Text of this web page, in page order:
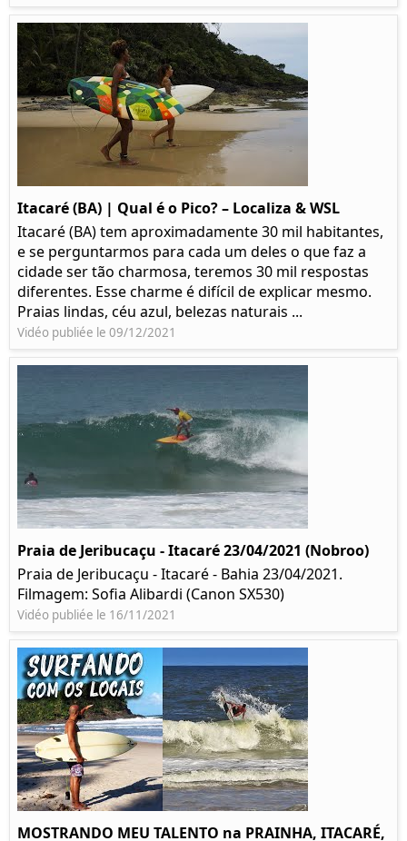
Itacaré (BA) | Qual é o Pico? – Localiza & WSL​​
Itacaré (BA) tem aproximadamente 30 mil habitantes,
e se perguntarmos para cada um deles o que faz a
cidade ser tão charmosa, teremos 30 mil respostas
diferentes. Esse charme é difícil de explicar mesmo.
Praias lindas, céu azul, belezas naturais ...
Vidéo publiée le 09/12/2021
Praia de Jeribucaçu - Itacaré 23/04/2021 (Nobroo)
Praia de Jeribucaçu - Itacaré - Bahia 23/04/2021.
Filmagem: Sofia Alibardi (Canon SX530)
Vidéo publiée le 16/11/2021
MOSTRANDO MEU TALENTO na PRAINHA, ITACARÉ,